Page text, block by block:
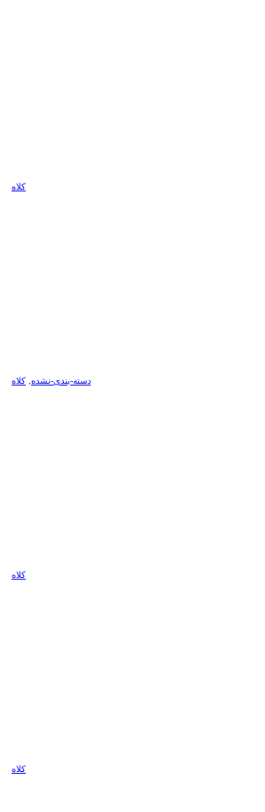
کلاه
دسته-بندی-نشده, کلاه
کلاه
کلاه